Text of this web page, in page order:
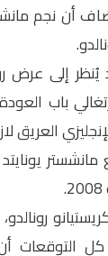
أن نجم
إلى عرض
باب
العريق
كل التوقعات